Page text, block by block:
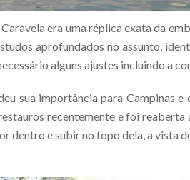
era uma réplica exata da
aprofundados no assunto,
alguns ajustes incluindo a
sua importância para Campinas
recentemente e foi reaberta
dentro e subir no topo dela, a vista